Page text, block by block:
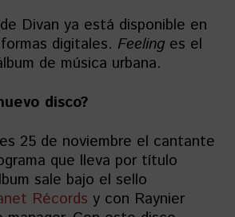
Divan ya está disponible en
digitales. Feeling es el
de música urbana.
disco?
25 de noviembre el cantante
que lleva por título
sale bajo el sello
Récords y con Raynier